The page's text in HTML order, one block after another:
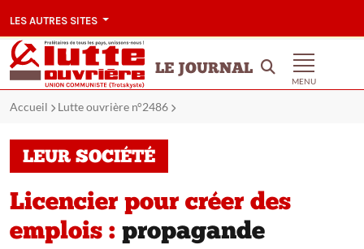
LES AUTRES SITES
LE JOURNAL
MENU
Accueil Lutte ouvrière n°2486
LEUR SOCIÉTÉ
Licencier pour créer des
emplois : propagande